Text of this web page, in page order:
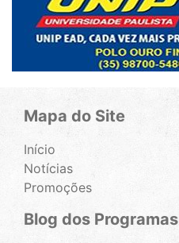
Mapa do Site
Início
Notícias
Promoções
Blog dos Programas